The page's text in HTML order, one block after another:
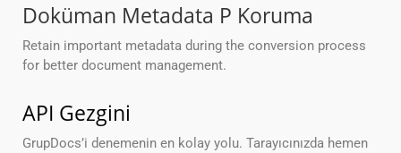
Doküman Metadata P Koruma
Retain important metadata during the conversion process
for better document management.
API Gezgini
GrupDocs’i denemenin en kolay yolu. Tarayıcınızda hemen